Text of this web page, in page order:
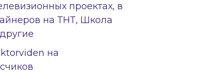
на
проектах, в
на ТНТ, Школа